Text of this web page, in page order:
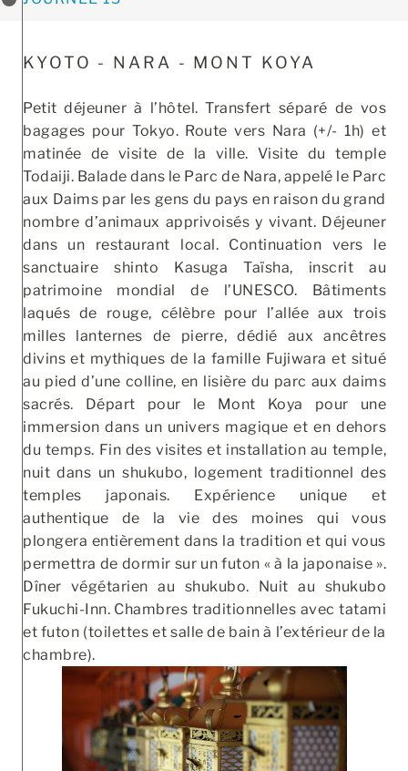
KYOTO - NARA - MONT KOYA
Petit déjeuner à l’hôtel. Transfert séparé de vos
bagages pour Tokyo. Route vers Nara (+/- 1h) et
matinée de visite de la ville. Visite du temple
Todaiji. Balade dans le Parc de Nara, appelé le Parc
aux Daims par les gens du pays en raison du grand
nombre d’animaux apprivoisés y vivant. Déjeuner
dans un restaurant local. Continuation vers le
sanctuaire shinto Kasuga Taïsha, inscrit au
patrimoine mondial de l’UNESCO. Bâtiments
laqués de rouge, célèbre pour l’allée aux trois
milles lanternes de pierre, dédié aux ancêtres
divins et mythiques de la famille Fujiwara et situé
au pied d’une colline, en lisière du parc aux daims
sacrés. Départ pour le Mont Koya pour une
immersion dans un univers magique et en dehors
du temps. Fin des visites et installation au temple,
nuit dans un shukubo, logement traditionnel des
temples japonais. Expérience unique et
authentique de la vie des moines qui vous
plongera entièrement dans la tradition et qui vous
permettra de dormir sur un futon « à la japonaise ».
Dîner végétarien au shukubo. Nuit au shukubo
Fukuchi-Inn. Chambres traditionnelles avec tatami
et futon (toilettes et salle de bain à l’extérieur de la
chambre).